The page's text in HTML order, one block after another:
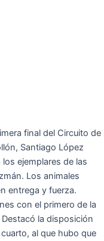
final del Circuito de
Santiago López
ejemplares de las
Los animales
entrega y fuerza.
con el primero de la
la disposición
al que hubo que